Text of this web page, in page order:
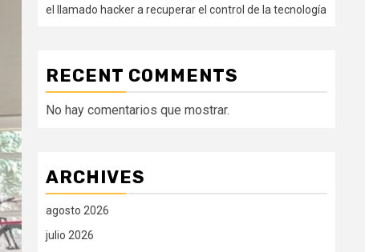
el llamado hacker a recuperar el control de la tecnología
RECENT COMMENTS
No hay comentarios que mostrar.
ARCHIVES
agosto 2026
julio 2026